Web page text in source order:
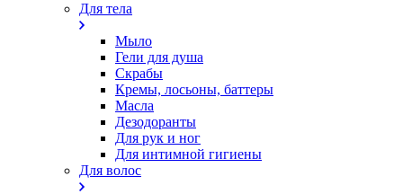
Для тела
Мыло
Гели для душа
Скрабы
Кремы, лосьоны, баттеры
Масла
Дезодоранты
Для рук и ног
Для интимной гигиены
Для волос